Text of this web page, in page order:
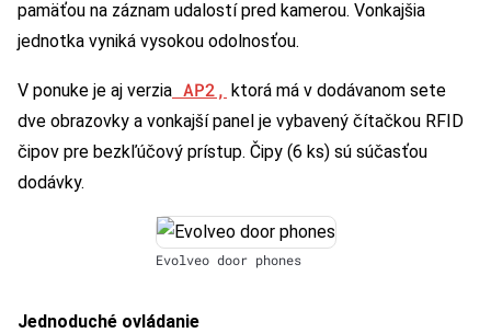
pamäťou na záznam udalostí pred kamerou. Vonkajšia
jednotka vyniká vysokou odolnosťou.
V ponuke je aj verzia AP2, ktorá má v dodávanom sete
dve obrazovky a vonkajší panel je vybavený čítačkou RFID
čipov pre bezkľúčový prístup. Čipy (6 ks) sú súčasťou
dodávky.
Evolveo door phones
Jednoduché ovládanie